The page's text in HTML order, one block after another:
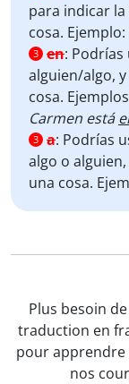
para indicar
cosa. Ejemplo:
3 en: Podrías
alguien/algo,
cosa.
Carmen está
3 a: Podrías
algo o
una cosa.
Plus besoin
traduction en
pour apprendre
nos